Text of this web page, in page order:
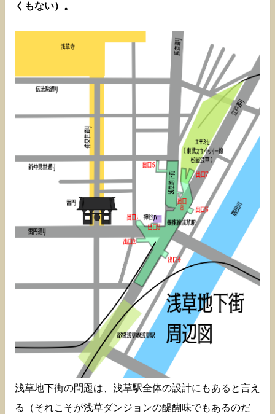
くもない）。
浅草地下街の問題は、浅草駅全体の設計にもあると言え
る（それこそが浅草ダンジョンの醍醐味でもあるのだ